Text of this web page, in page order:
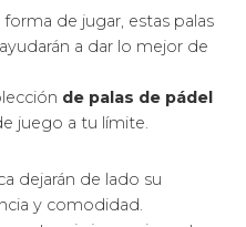
de jugar, estas palas
a dar lo mejor de
de palas de pádel
juego a tu límite.
dejarán de lado su
y comodidad.